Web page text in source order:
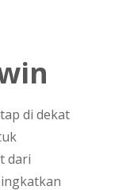
di dekat
dari